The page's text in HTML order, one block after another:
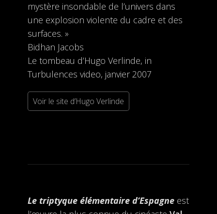
mystère insondable de l’univers dans
une explosion violente du cadre et des
surfaces. »
Bidhan Jacobs
Le tombeau d’Hugo Verlinde, in
Turbulences video, janvier 2007
Voir le site d’Hugo Verlinde
Le triptyque élémentaire d’Espagne est